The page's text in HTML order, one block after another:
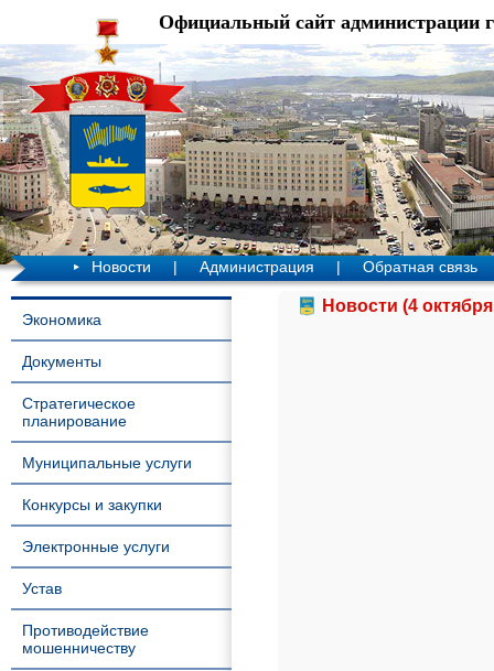
Официальный сайт администрации
Новости | Администрация | Обратная связь
Экономика
Документы
Стратегическое
планирование
Муниципальные услуги
Конкурсы и закупки
Электронные услуги
Устав
Противодействие
мошенничеству
Новости (4